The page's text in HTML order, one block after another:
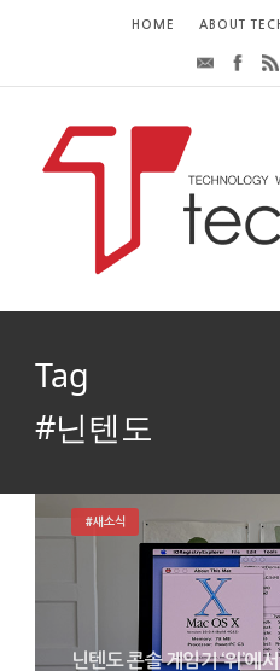
HOME ABOUT
Tag
#닌텐도
닌텐도 콘솔 게임기 ‘위’에
#새소식